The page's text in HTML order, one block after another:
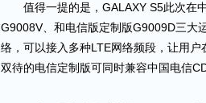
值得一提的是， GALAXY S5此次在
G9008V、和电信版定制版G9009D三大
络，可以接入多种LTE网络频段，让用户
双待的电信定制版可同时兼容中国电信